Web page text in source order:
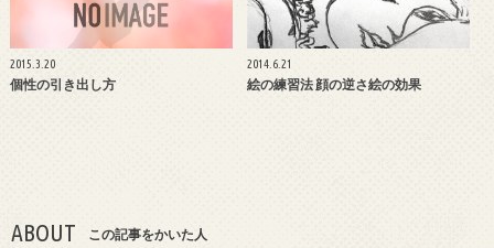
2015.3.20
個性の引き出し方
2014.6.21
絵の練習法 顔の逆さ絵の効果
ABOUT この記事をかいた人